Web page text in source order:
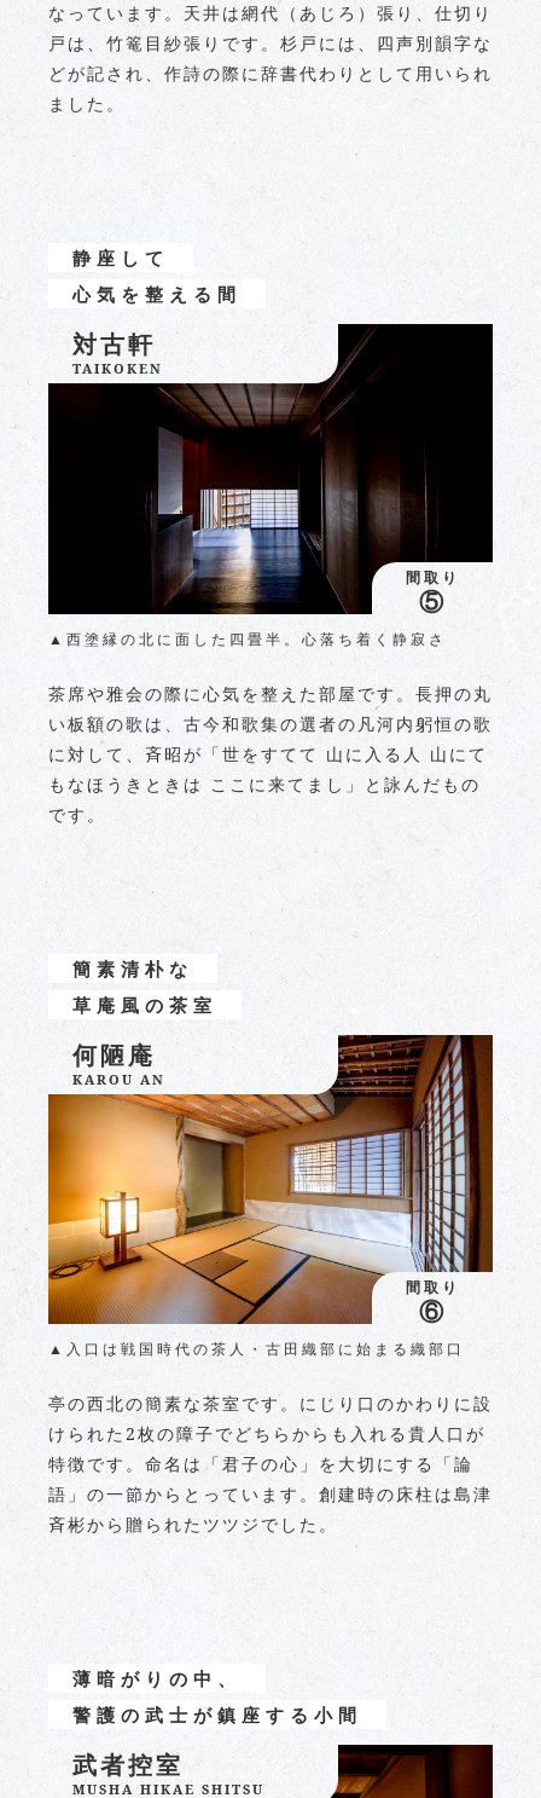
なっています。天井は網代（あじろ）張り、仕切り
戸は、竹篭目紗張りです。杉戸には、四声別韻字な
どが記され、作詩の際に辞書代わりとして用いられ
ました。
静座して
心気を整える間
対古軒
TAIKOKEN
間取り
⑤
▲西塗縁の北に面した四畳半。心落ち着く静寂さ
茶席や雅会の際に心気を整えた部屋です。長押の丸
い板額の歌は、古今和歌集の選者の凡河内躬恒の歌
に対して、斉昭が「世をすてて 山に入る人 山にて
もなほうきときは ここに来てまし」と詠んだもの
です。
簡素清朴な
草庵風の茶室
何陋庵
KAROU AN
間取り
⑥
▲入口は戦国時代の茶人・古田織部に始まる織部口
亭の西北の簡素な茶室です。にじり口のかわりに設
けられた2枚の障子でどちらからも入れる貴人口が
特徴です。命名は「君子の心」を大切にする「論
語」の一節からとっています。創建時の床柱は島津
斉彬から贈られたツツジでした。
薄暗がりの中、
警護の武士が鎮座する小間
武者控室
MUSHA HIKAE SHITSU